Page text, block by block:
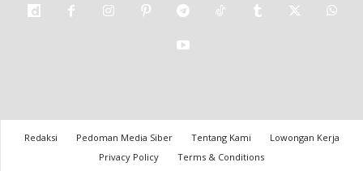
Redaksi Pedoman Media Siber Tentang Kami
Lowongan Kerja
Privacy Policy
Terms & Conditions